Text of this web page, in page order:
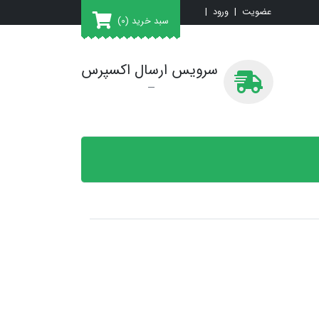
عضویت | ورود |
سبد خرید (0)
سرویس ارسال اکسپرس